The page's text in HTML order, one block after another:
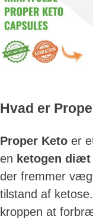
Hvad er
Proper Keto er
en ketogen diæt
der fremmer
tilstand af
kroppen at